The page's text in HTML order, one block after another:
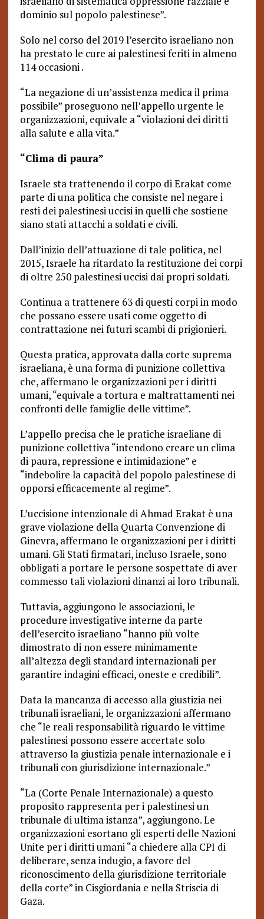
dominio sul popolo palestinese”.
Solo nel corso del 2019 l’esercito israeliano non
ha prestato le cure ai palestinesi feriti in almeno
114 occasioni .
“La negazione di un’assistenza medica il prima
possibile” proseguono nell’appello urgente le
organizzazioni, equivale a “violazioni dei diritti
alla salute e alla vita.”
“Clima di paura”
Israele sta trattenendo il corpo di Erakat come
parte di una politica che consiste nel negare i
resti dei palestinesi uccisi in quelli che sostiene
siano stati attacchi a soldati e civili.
Dall’inizio dell’attuazione di tale politica, nel
2015, Israele ha ritardato la restituzione dei corpi
di oltre 250 palestinesi uccisi dai propri soldati.
Continua a trattenere 63 di questi corpi in modo
che possano essere usati come oggetto di
contrattazione nei futuri scambi di prigionieri.
Questa pratica, approvata dalla corte suprema
israeliana, è una forma di punizione collettiva
che, affermano le organizzazioni per i diritti
umani, “equivale a tortura e maltrattamenti nei
confronti delle famiglie delle vittime”.
L’appello precisa che le pratiche israeliane di
punizione collettiva “intendono creare un clima
di paura, repressione e intimidazione” e
“indebolire la capacità del popolo palestinese di
opporsi efficacemente al regime”.
L’uccisione intenzionale di Ahmad Erakat è una
grave violazione della Quarta Convenzione di
Ginevra, affermano le organizzazioni per i diritti
umani. Gli Stati firmatari, incluso Israele, sono
obbligati a portare le persone sospettate di aver
commesso tali violazioni dinanzi ai loro tribunali.
Tuttavia, aggiungono le associazioni, le
procedure investigative interne da parte
dell’esercito israeliano “hanno più volte
dimostrato di non essere minimamente
all’altezza degli standard internazionali per
garantire indagini efficaci, oneste e credibili”.
Data la mancanza di accesso alla giustizia nei
tribunali israeliani, le organizzazioni affermano
che “le reali responsabilità riguardo le vittime
palestinesi possono essere accertate solo
attraverso la giustizia penale internazionale e i
tribunali con giurisdizione internazionale.”
“La (Corte Penale Internazionale) a questo
proposito rappresenta per i palestinesi un
tribunale di ultima istanza”, aggiungono. Le
organizzazioni esortano gli esperti delle Nazioni
Unite per i diritti umani “a chiedere alla CPI di
deliberare, senza indugio, a favore del
riconoscimento della giurisdizione territoriale
della corte” in Cisgiordania e nella Striscia di
Gaza.